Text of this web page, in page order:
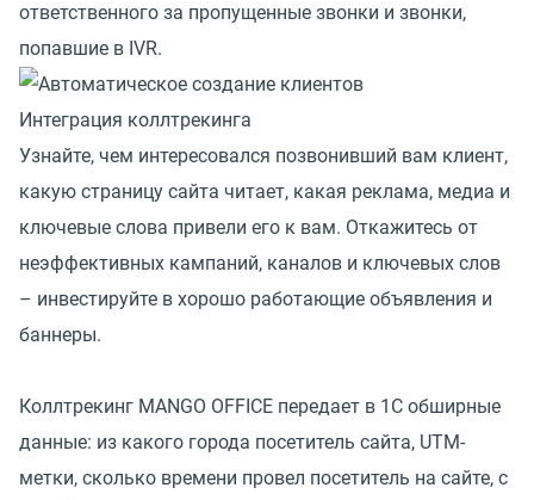
ответственного за пропущенные звонки и звонки,
попавшие в IVR.
Интеграция коллтрекинга
Узнайте, чем интересовался позвонивший вам клиент,
какую страницу сайта читает, какая реклама, медиа и
ключевые слова привели его к вам. Откажитесь от
неэффективных кампаний, каналов и ключевых слов
– инвестируйте в хорошо работающие объявления и
баннеры.
Коллтрекинг MANGO OFFICE передает в 1С обширные
данные: из какого города посетитель сайта, UTM-
метки, сколько времени провел посетитель на сайте, с